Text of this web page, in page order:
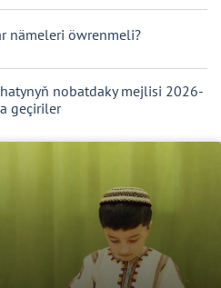
nämeleri öwrenmeli?
nobatdaky mejlisi 2026-
geçiriler